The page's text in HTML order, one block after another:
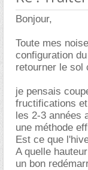
Bonjour,
Toute mes
configuration
retourner le sol
je pensais
fructifications
les 2-3 années
une méthode
Est ce que
A quelle
un bon